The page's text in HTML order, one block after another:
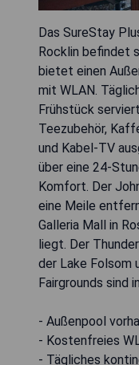
Das SureStay
Rocklin befindet
bietet einen
mit WLAN.
Frühstück
Teezubehör,
und Kabel-TV
über eine 24-
Komfort. Der
eine Meile
Galleria Mall in
liegt. Der
der Lake Folsom
Fairgrounds sind
- Außenpool
- Kostenfreies
- Tägliches